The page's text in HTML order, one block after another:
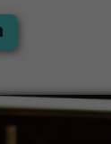
locken
wohl. Die
sich zu
zu lassen.